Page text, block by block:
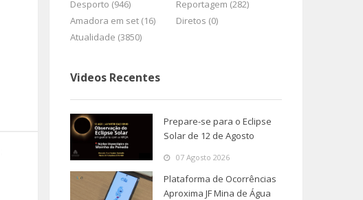
Desporto (946)
Reportagem (282)
Amadora em set (16)
Diretos (0)
Atualidade (3850)
Videos Recentes
Prepare-se para o Eclipse
Solar de 12 de Agosto
07 Agosto 2026
Plataforma de Ocorrências
Aproxima JF Mina de Água